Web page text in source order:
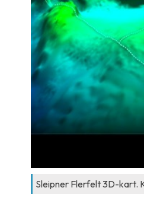
Sleipner Flerfelt 3D-kart.